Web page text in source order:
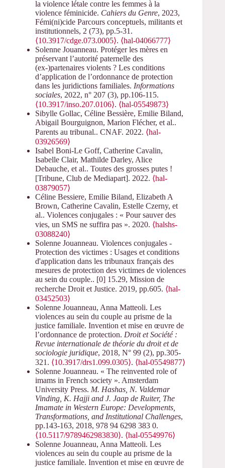
la violence létale contre les femmes à la
violence féminicide. Cahiers du Genre, 2023,
Fémi(ni)cide Parcours conceptuels, militants et
institutionnels, 2 (73), pp.5-31.
⟨10.3917/cdge.073.0005⟩. ⟨hal-04066777⟩
Solenne Jouanneau. Protéger les mères en
préservant l’autorité paternelle des
(ex-)partenaires violents ? Les conditions
d’application de l’ordonnance de protection
dans les juridictions familiales. Informations
sociales, 2022, n° 207 (3), pp.106-115.
⟨10.3917/inso.207.0106⟩. ⟨hal-05549873⟩
Sibylle Gollac, Céline Bessière, Emilie Biland,
Abigail Bourguignon, Marion Flécher, et al..
Parents au tribunal.. CNAF. 2022. ⟨hal-
03926569⟩
Isabel Boni-Le Goff, Catherine Cavalin,
Isabelle Clair, Mathilde Darley, Alice
Debauche, et al.. Toutes des grosses putes !
[Tribune, Club de Mediapart]. 2022. ⟨hal-
03879057⟩
Céline Bessiere, Emilie Biland, Elizabeth A
Brown, Catherine Cavalin, Estelle Czerny, et
al.. Violences conjugales : « Pour sauver des
vies, un SMS ne suffira pas ». 2020. ⟨halshs-
03088240⟩
Solenne Jouanneau. Violences conjugales -
Protection des victimes : Usages et conditions
d'application dans les tribunaux français des
mesures de protection des victimes de violences
au sein du couple.. [0] 15.29, Mission de
recherche Droit et Justice. 2019, pp.605. ⟨hal-
03452503⟩
Solenne Jouanneau, Anna Matteoli. Les
violences au sein du couple au prisme de la
justice familiale. Invention et mise en œuvre de
l’ordonnance de protection. Droit et Société :
Revue internationale de théorie du droit et de
sociologie juridique, 2018, N° 99 (2), pp.305-
321. ⟨10.3917/drs1.099.0305⟩. ⟨hal-05549877⟩
Solenne Jouanneau. « The reinvented role of
imams in French society ». Amsterdam
University Press. M. Hashas, N. Valdemar
Vinding, K. Hajji and J. Jaap de Ruiter, The
Imamate in Western Europe: Developments,
Transformations, and Institutional Challenges,
pp.143-163, 2018, 978 94 6298 383 0.
⟨10.5117/9789462983830⟩. ⟨hal-05549976⟩
Solenne Jouanneau, Anna Matteoli. Les
violences au sein du couple au prisme de la
justice familiale. Invention et mise en œuvre de